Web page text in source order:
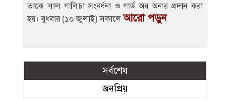
তাকে লাল গালিচা সংবর্ধনা ও গার্ড অব অনার প্রদান করা
হয়। বুধবার (১০ জুলাই) সকালেআরো পড়ুন
সর্বশেষ
জনপ্রিয়